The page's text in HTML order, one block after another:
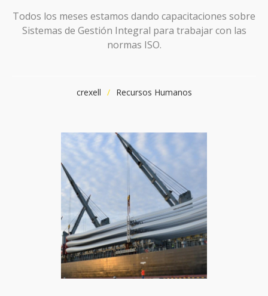
Todos los meses estamos dando capacitaciones sobre
Sistemas de Gestión Integral para trabajar con las
normas ISO.
crexell Recursos Humanos